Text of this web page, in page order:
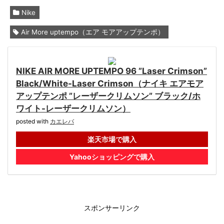
Nike
Air More uptempo（エア モアアップテンポ）
NIKE AIR MORE UPTEMPO 96 ”Laser Crimson”
Black/White-Laser Crimson（ナイキ エアモア
アップテンポ ”レーザークリムソン” ブラック/ホ
ワイト-レーザークリムソン）
posted with カエレバ
楽天市場で購入
Yahooショッピングで購入
スポンサーリンク